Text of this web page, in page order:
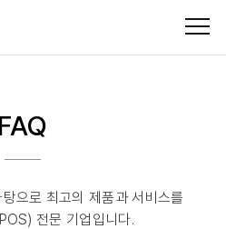
FAQ
으로 최고의 제품과 서비스를
전문 기업입니다.